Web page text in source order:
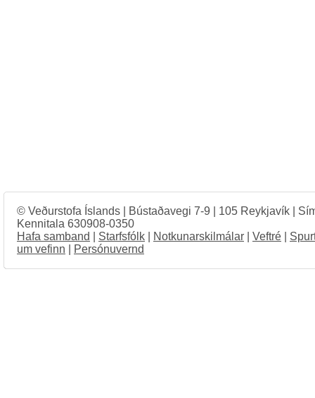
© Veðurstofa Íslands | Bústaðavegi 7-9 | 105 Reykjavík |
Kennitala 630908-0350
Hafa samband
Starfsfólk Notkunarskilmálar Veftré
um vefinn
Persónuvernd